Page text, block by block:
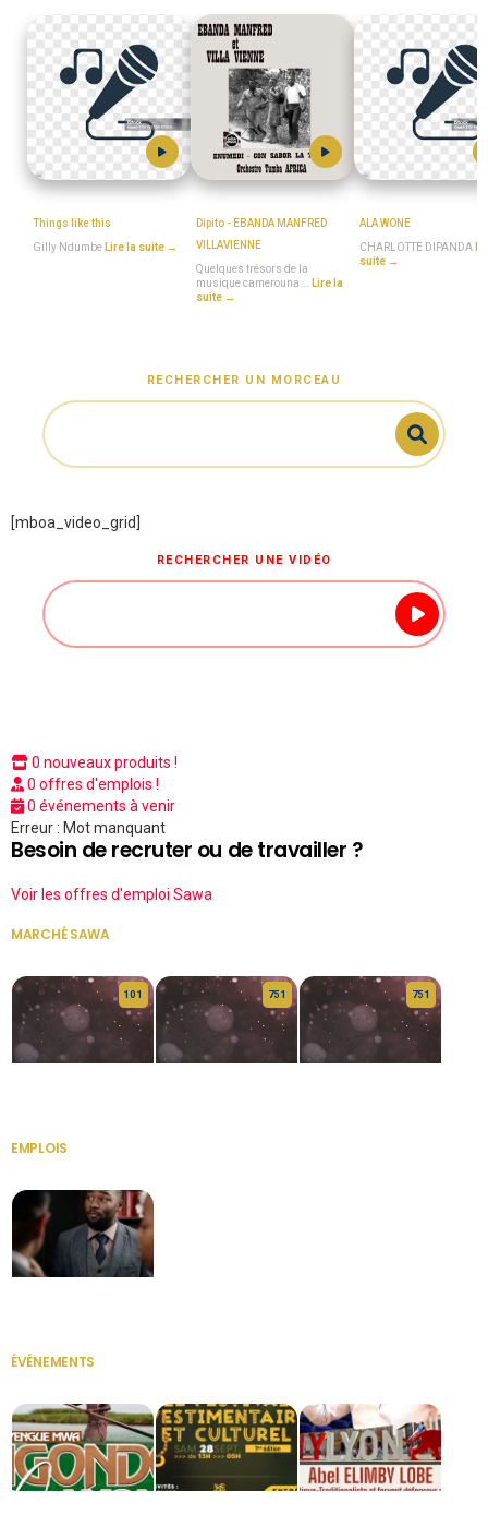
Things like this
Gilly Ndumbe Lire la suite →
Dipito - EBANDA MANFRED
VILLAVIENNE
Quelques trésors de la
musique camerouna...
Lire la
suite →
ALA WONE
CHARLOTTE DIPANDA
suite →
RECHERCHER UN MORCEAU
[mboa_video_grid]
RECHERCHER UNE VIDÉO
0 nouveaux produits !
0 offres d'emplois !
0 événements à venir
Erreur : Mot manquant
Besoin de recruter ou de travailler ?
Voir les offres d'emploi Sawa
MARCHÉ SAWA
10 1 75 1 75 1
EMPLOIS
ÉVÉNEMENTS